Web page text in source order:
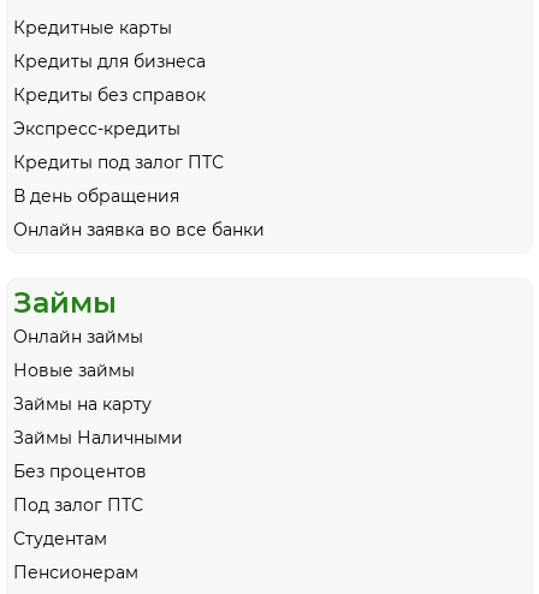
Кредитные карты
Кредиты для бизнеса
Кредиты без справок
Экспресс-кредиты
Кредиты под залог ПТС
В день обращения
Онлайн заявка во все банки
Займы
Онлайн займы
Новые займы
Займы на карту
Займы Наличными
Без процентов
Под залог ПТС
Студентам
Пенсионерам